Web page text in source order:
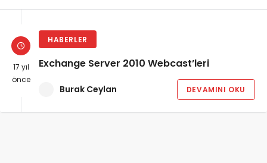
17 yıl
önce
HABERLER
Exchange Server 2010 Webcast’leri
Burak Ceylan DEVAMINI OKU